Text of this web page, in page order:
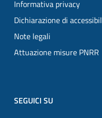
Informativa privacy
Dichiarazione di
Note legali
Attuazione misure PNRR
SEGUICI SU